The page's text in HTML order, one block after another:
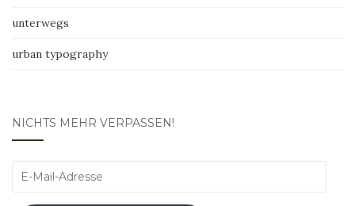
unterwegs
urban typography
NICHTS MEHR VERPASSEN!
E-